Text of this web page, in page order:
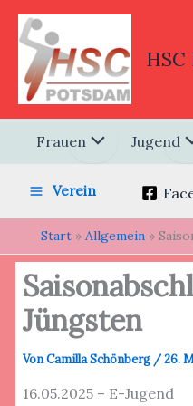
Zum
Inhalt
springen
HSC
Frauen Jugend
Verein
Start Allgemein
Jüngsten
VonCamilla Schönberg /26.
16.05.2025 – E-Jugend